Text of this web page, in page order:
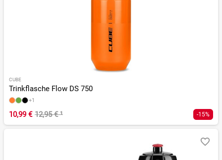
CUBE
Trinkflasche Flow DS 750
+1
10,99 € 12,95 €¹ -15%